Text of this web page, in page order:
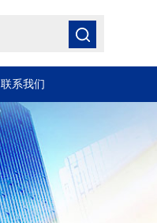
联系我们